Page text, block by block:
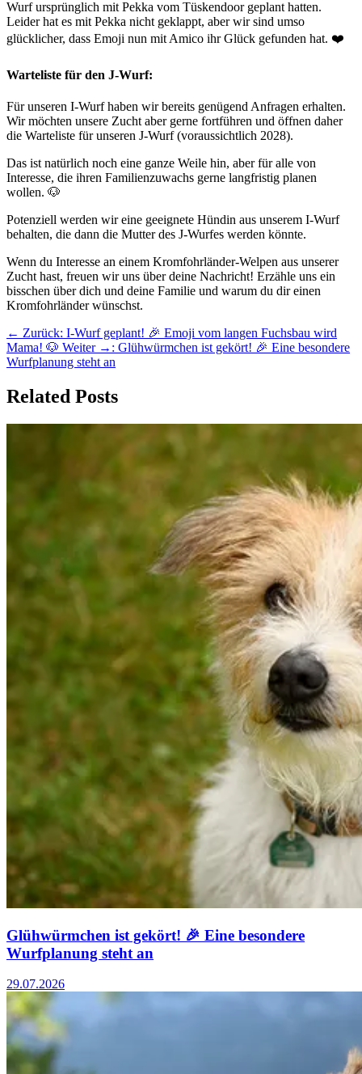
Wurf ursprünglich mit Pekka vom Tüskendoor geplant hatten.
Leider hat es mit Pekka nicht geklappt, aber wir sind umso
glücklicher, dass Emoji nun mit Amico ihr Glück gefunden hat. ❤️
Warteliste für den J-Wurf:
Für unseren I-Wurf haben wir bereits genügend Anfragen erhalten.
Wir möchten unsere Zucht aber gerne fortführen und öffnen daher
die Warteliste für unseren J-Wurf (voraussichtlich 2028).
Das ist natürlich noch eine ganze Weile hin, aber für alle von
Interesse, die ihren Familienzuwachs gerne langfristig planen
wollen. 🐶
Potenziell werden wir eine geeignete Hündin aus unserem I-Wurf
behalten, die dann die Mutter des J-Wurfes werden könnte.
Wenn du Interesse an einem Kromfohrländer-Welpen aus unserer
Zucht hast, freuen wir uns über deine Nachricht! Erzähle uns ein
bisschen über dich und deine Familie und warum du dir einen
Kromfohrländer wünschst.
← Zurück: I-Wurf geplant! 🎉 Emoji vom langen Fuchsbau wird
Mama! 🐶 Weiter → : Glühwürmchen ist gekört! 🎉 Eine besondere
Wurfplanung steht an
Related Posts
Glühwürmchen ist gekört! 🎉 Eine besondere
Wurfplanung steht an
29.07.2026